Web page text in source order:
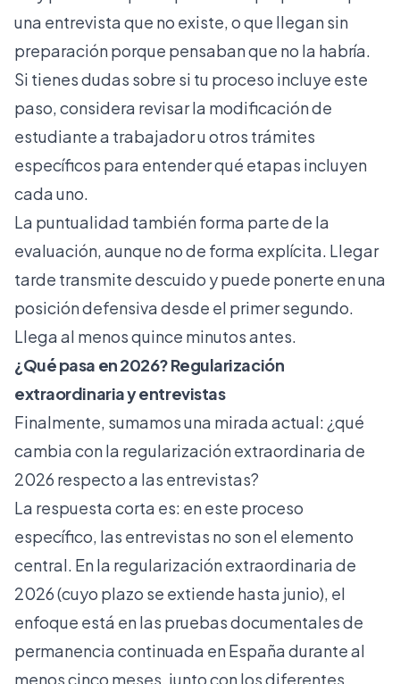
una entrevista que no existe, o que llegan sin
preparación porque pensaban que no la habría.
Si tienes dudas sobre si tu proceso incluye este
paso, considera revisar la modificación de
estudiante a trabajadoru otros trámites
específicos para entender qué etapas incluyen
cada uno.
La puntualidad también forma parte de la
evaluación, aunque no de forma explícita. Llegar
tarde transmite descuido y puede ponerte en una
posición defensiva desde el primer segundo.
Llega al menos quince minutos antes.
¿Qué pasa en 2026? Regularización
extraordinaria y entrevistas
Finalmente, sumamos una mirada actual: ¿qué
cambia con la regularización extraordinaria de
2026 respecto a las entrevistas?
La respuesta corta es: en este proceso
específico, las entrevistas no son el elemento
central. En la regularización extraordinaria de
2026(cuyo plazo se extiende hasta junio), el
enfoque está en las pruebas documentales de
permanencia continuada en España durante al
menos cinco meses, junto con los diferentes